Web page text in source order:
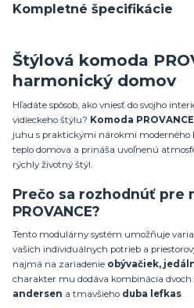
Kompletné špecifikácie
Štýlová komoda
harmonický domov
Hľadáte spôsob, ako vniesť do svojho
vidieckeho štýlu? Komoda PROVANCE
juhu s praktickými nárokmi moderného
teplo domova a prináša uvoľnenú
rýchly životný štýl.
Prečo sa rozhodnúť pre
PROVANCE?
Tento modulárny systém umožňuje
vašich individuálnych potrieb a
najmä na zariadenie obývačiek,
charakter mu dodáva kombinácia dvoch
andersen a tmavšieho duba lefkas.